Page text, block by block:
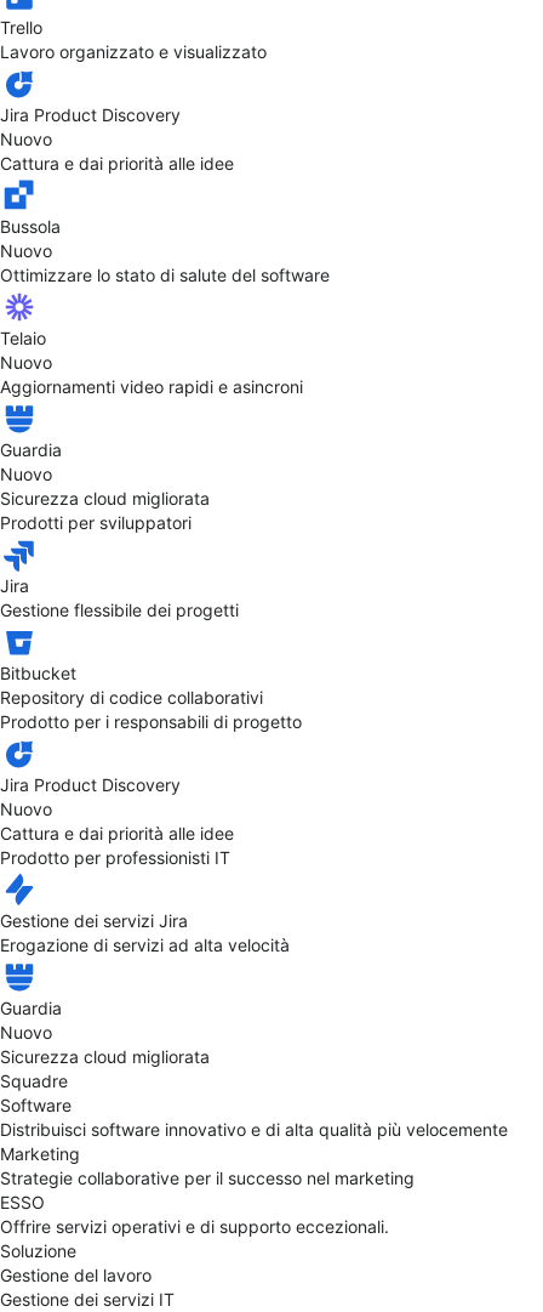
Trello
Lavoro organizzato e visualizzato
Jira Product Discovery
Nuovo
Cattura e dai priorità alle idee
Bussola
Nuovo
Ottimizzare lo stato di salute del software
Telaio
Nuovo
Aggiornamenti video rapidi e asincroni
Guardia
Nuovo
Sicurezza cloud migliorata
Prodotti per sviluppatori
Jira
Gestione flessibile dei progetti
Bitbucket
Repository di codice collaborativi
Prodotto per i responsabili di progetto
Jira Product Discovery
Nuovo
Cattura e dai priorità alle idee
Prodotto per professionisti IT
Gestione dei servizi Jira
Erogazione di servizi ad alta velocità
Guardia
Nuovo
Sicurezza cloud migliorata
Squadre
Software
Distribuisci software innovativo e di alta qualità più velocemente
Marketing
Strategie collaborative per il successo nel marketing
ESSO
Offrire servizi operativi e di supporto eccezionali.
Soluzione
Gestione del lavoro
Gestione dei servizi IT